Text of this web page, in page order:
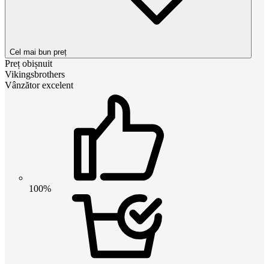
Cel mai bun preț
Preț obișnuit
Vikingsbrothers
Vânzător excelent
100%